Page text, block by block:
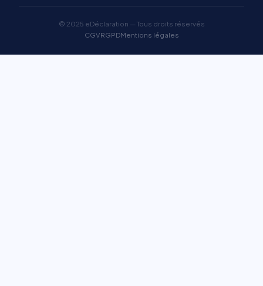
© 2025 eDéclaration — Tous droits réservés
CGVRGPDMentions légales